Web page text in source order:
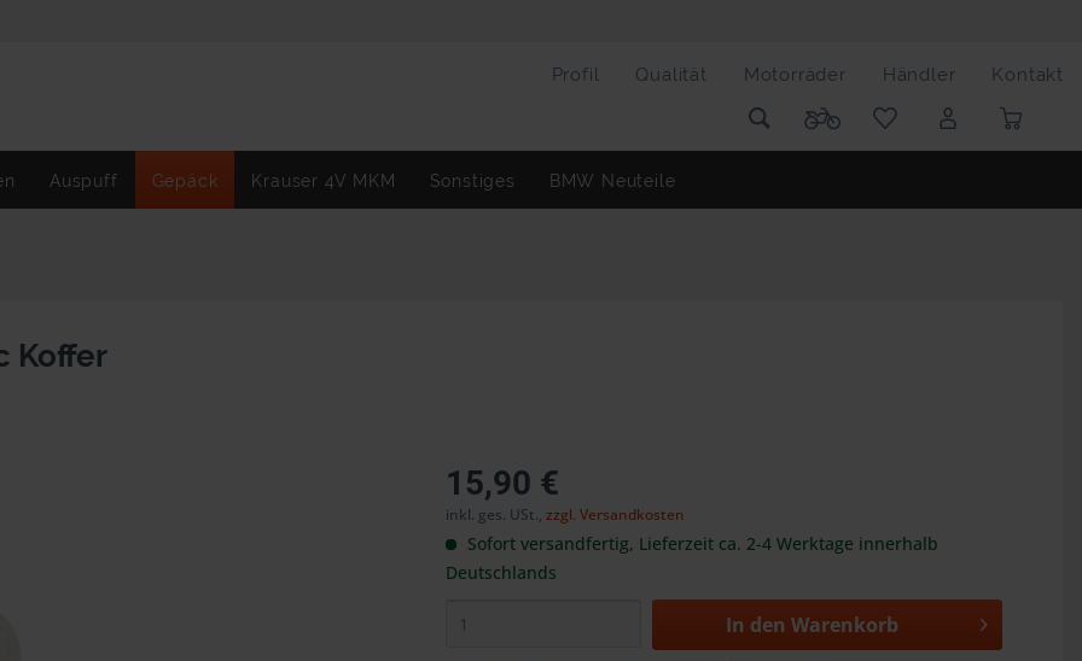
Profil Qualität Motorräder Händler Kontakt
Auspuff Gepäck Krauser 4V MKM Sonstiges BMW Neuteile
Koffer
15,90 €
inkl. ges. USt.,zzgl. Versandkosten
Sofort versandfertig, Lieferzeit ca. 2-4 Werktage innerhalb
Deutschlands
In den Warenkorb